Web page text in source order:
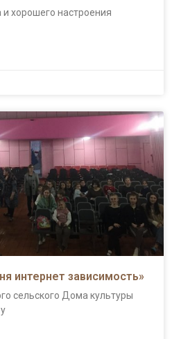
хорошего настроения
интернет зависимость»
сельского Дома культуры